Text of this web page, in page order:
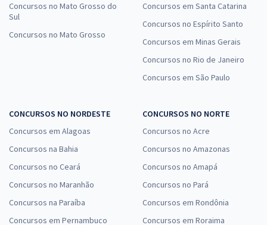
Concursos no Mato Grosso do
Sul
Concursos no Mato Grosso
Concursos em Santa Catarina
Concursos no Espírito Santo
Concursos em Minas Gerais
Concursos no Rio de Janeiro
Concursos em São Paulo
CONCURSOS NO NORDESTE
Concursos em Alagoas
Concursos na Bahia
Concursos no Ceará
Concursos no Maranhão
Concursos na Paraíba
Concursos em Pernambuco
CONCURSOS NO NORTE
Concursos no Acre
Concursos no Amazonas
Concursos no Amapá
Concursos no Pará
Concursos em Rondônia
Concursos em Roraima